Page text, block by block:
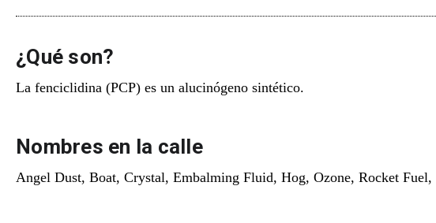
¿Qué son?
La fenciclidina (PCP) es un alucinógeno sintético.
Nombres en la calle
Angel Dust, Boat, Crystal, Embalming Fluid, Hog, Ozone, Rocket Fuel,